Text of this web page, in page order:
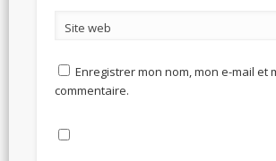
Site web
Enregistrer mon nom, mon e-mail
commentaire.